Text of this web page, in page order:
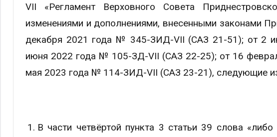
VII «Регламент Верховного Совета
изменениями и дополнениями, внесенными законами
декабря 2021 года № 345-ЗИД-VII (САЗ 21-51); от 2
июня 2022 года № 105-ЗД-VII (САЗ 22-25); от 16
мая 2023 года № 114-ЗИД-VII (САЗ 23-21), следующие
В части четвёртой пункта 3 статьи 39 слова